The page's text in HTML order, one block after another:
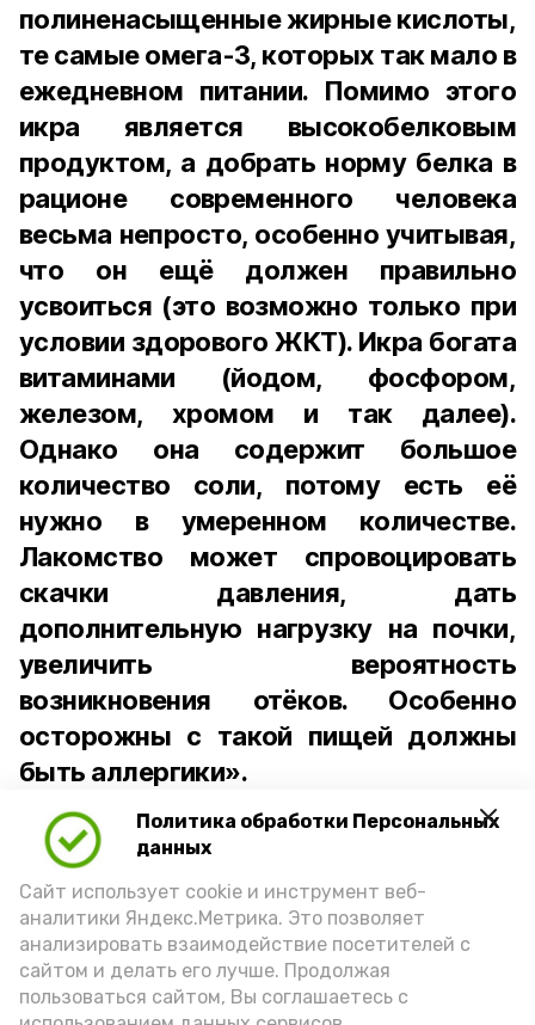
Политика обработки Персональных
данных
Сайт использует cookie и инструмент веб-
аналитики Яндекс.Метрика. Это позволяет
анализировать взаимодействие посетителей с
сайтом и делать его лучше. Продолжая
пользоваться сайтом, Вы соглашаетесь с
полиненасыщенные жирные кислоты,
те самые омега-3, которых так мало в
ежедневном питании. Помимо этого
икра является высокобелковым
продуктом, а добрать норму белка в
рационе современного человека
весьма непросто, особенно учитывая,
что он ещё должен правильно
усвоиться (это возможно только при
условии здорового ЖКТ). Икра богата
витаминами (йодом, фосфором,
железом, хромом и так далее).
Однако она содержит большое
количество соли, потому есть её
нужно в умеренном количестве.
Лакомство может спровоцировать
скачки давления, дать
дополнительную нагрузку на почки,
увеличить вероятность
возникновения отёков. Особенно
осторожны с такой пищей должны
быть аллергики».
Для взрослого человека безопасной
порцией икры считается 30-50 граммов
(2-3 ложки). При этом следует обратить
внимание на хлеб, с которым она
подаётся: лучше выбирать
цельнозерновой, с мукой грубого